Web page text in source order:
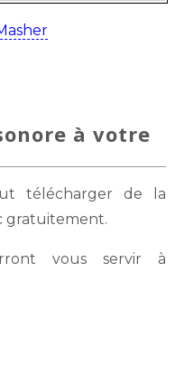
à votre
télécharger de la
gratuitement.
vous servir à